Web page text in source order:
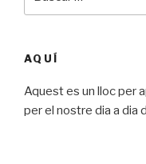
AQUÍ
Aquest es un lloc per
per el nostre dia a dia